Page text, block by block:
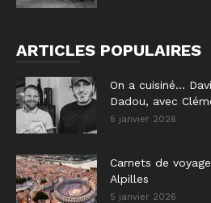
ARTICLES POPULAIRES
On a cuisiné…
Dadou, avec
5 janvier 2026
Carnets de
Alpilles
5 janvier 2026